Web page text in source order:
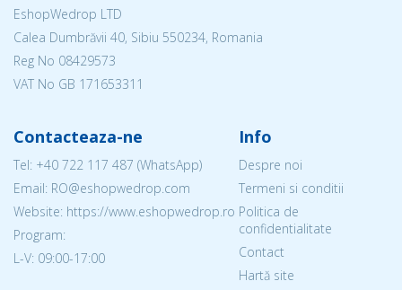
EshopWedrop LTD
Calea Dumbrăvii 40, Sibiu 550234, Romania
Reg No 08429573
VAT No GB 171653311
Contacteaza-ne
Tel: +40 722 117 487 (WhatsApp)
Email: RO@eshopwedrop.com
Website: https://www.eshopwedrop.ro
Program:
L-V: 09:00-17:00
Info
Despre noi
Termeni si conditii
Politica de
confidentialitate
Contact
Hartă site